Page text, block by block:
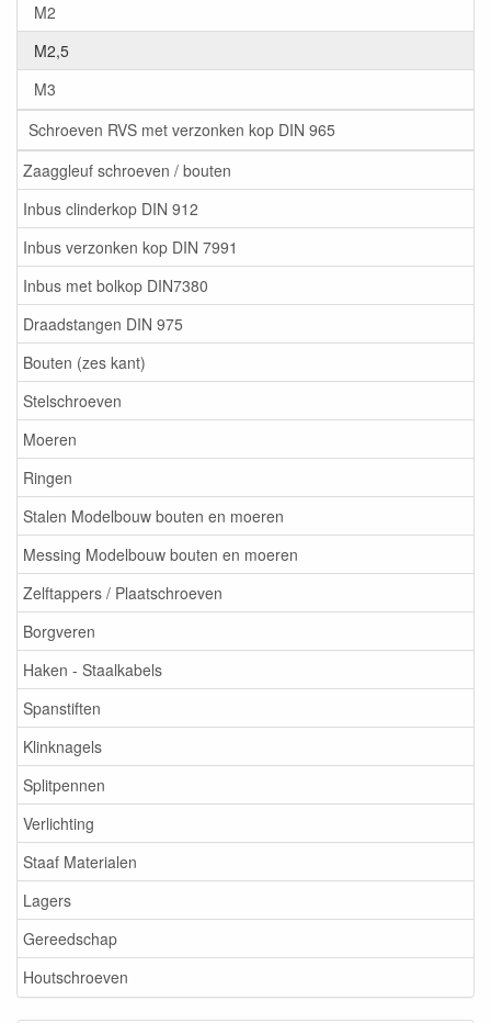
M2
M2,5
M3
Schroeven RVS met verzonken kop DIN 965
Zaaggleuf schroeven / bouten
Inbus clinderkop DIN 912
Inbus verzonken kop DIN 7991
Inbus met bolkop DIN7380
Draadstangen DIN 975
Bouten (zes kant)
Stelschroeven
Moeren
Ringen
Stalen Modelbouw bouten en moeren
Messing Modelbouw bouten en moeren
Zelftappers / Plaatschroeven
Borgveren
Haken - Staalkabels
Spanstiften
Klinknagels
Splitpennen
Verlichting
Staaf Materialen
Lagers
Gereedschap
Houtschroeven